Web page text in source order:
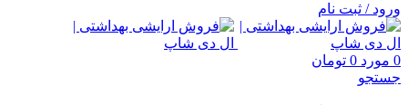
ورود / ثبت نام
0 مورد 0 تومان
جستجو